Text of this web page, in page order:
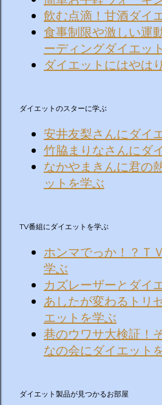
飲む点滴！甘酒ダイ
食事制限や激しい運
ーディングダイエット
ダイエットにはやは
ダイエットのスターに学ぶ
安井友梨さんにダイ
竹脇まりなさんにダ
なかやまきんに君の
ットを学ぶ
TV番組にダイエットを学ぶ
ホンマでっか！？Ｔ
学ぶ
カズレーザーとダイ
あしたが変わるトリ
エットを学ぶ
巷のウワサ大検証！
なの会にダイエット
ダイエット製品が見つかるお部屋